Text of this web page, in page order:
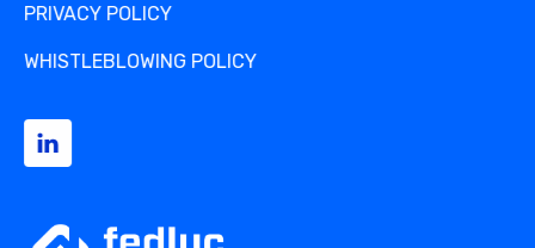
PRIVACY POLICY
WHISTLEBLOWING POLICY